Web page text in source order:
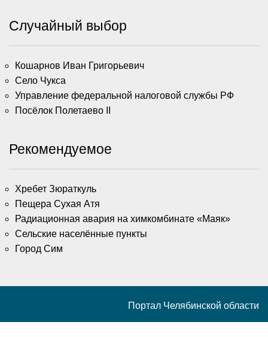
Случайный выбор
Кошарнов Иван Григорьевич
Село Чукса
Управление федеральной налоговой службы РФ
Посёлок Полетаево II
Рекомендуемое
Хребет Зюраткуль
Пещера Сухая Атя
Радиационная авария на химкомбинате «Маяк»
Сельские населённые пункты
Город Сим
Портал Челябинской области